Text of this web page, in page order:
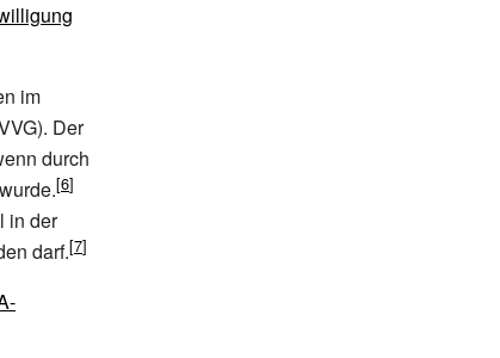
im
Der
durch
in der
darf.